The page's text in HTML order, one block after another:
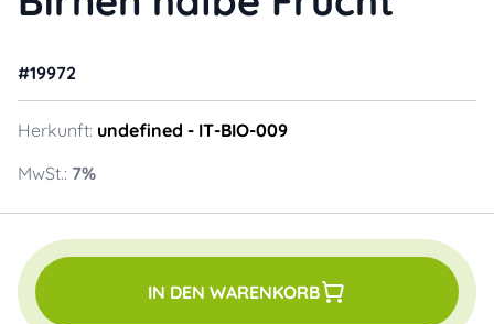
#19972
Herkunft: undefined - IT-BIO-009
MwSt.: 7%
IN DEN WARENKORB